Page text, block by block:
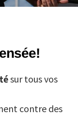
sur tous vos
contre des